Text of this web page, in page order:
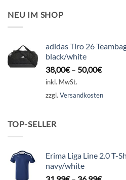
NEU IM SHOP
adidas Tiro 26
black/white
38,00€– 50,00€
inkl. MwSt.
zzgl. Versandkosten
TOP-SELLER
Erima Liga Line 2.0 T-
navy/white